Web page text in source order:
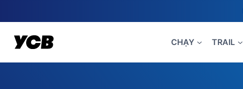
to
content
CHẠY TRAIL